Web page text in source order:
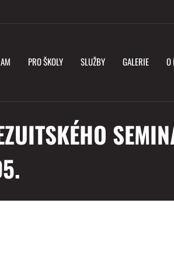
PRO ŠKOLY SLUŽBY GALERIE O